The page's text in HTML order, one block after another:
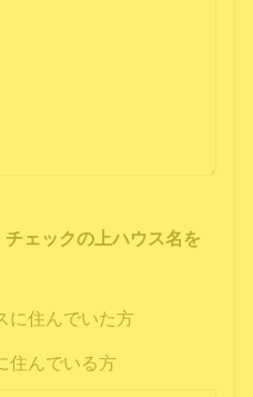
ェックの上ハウス名を
に住んでいた方
住んでいる方